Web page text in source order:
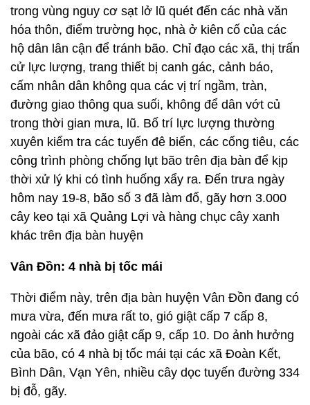
trong vùng nguy cơ sạt lở lũ quét đến các nhà văn
hóa thôn, điểm trường học, nhà ở kiên cố của các
hộ dân lân cận để tránh bão. Chỉ đạo các xã, thị trấn
cử lực lượng, trang thiết bị canh gác, cảnh báo,
cấm nhân dân không qua các vị trí ngầm, tràn,
đường giao thông qua suối, không để dân vớt củ
trong thời gian mưa, lũ. Bố trí lực lượng thường
xuyên kiểm tra các tuyến đê biển, các cống tiêu, các
công trình phòng chống lụt bão trên địa bàn để kịp
thời xử lý khi có tình huống xẩy ra. Đến trưa ngày
hôm nay 19-8, bão số 3 đã làm đổ, gãy hơn 3.000
cây keo tại xã Quảng Lợi và hàng chục cây xanh
khác trên địa bàn huyện
Vân Đồn: 4 nhà bị tốc mái
Thời điểm này, trên địa bàn huyện Vân Đồn đang có
mưa vừa, đến mưa rất to, gió giật cấp 7 cấp 8,
ngoài các xã đảo giật cấp 9, cấp 10. Do ảnh hưởng
của bão, có 4 nhà bị tốc mái tại các xã Đoàn Kết,
Bình Dân, Vạn Yên, nhiều cây dọc tuyến đường 334
bị đỗ, gãy.